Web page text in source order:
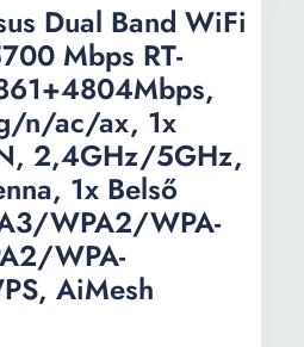
tápkábele
Szürke
LED
x 720
Dual Band WiFi
Mbps RT-
n/ac/ax, 1x
2,4GHz/5GHz,
1x Belső
WPA2/WPA-
WPA-
AiMesh